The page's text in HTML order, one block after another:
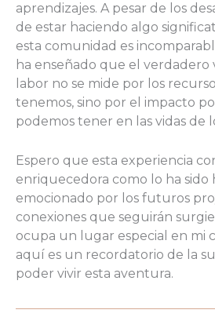
aprendizajes. A pesar de los
de estar haciendo algo
esta comunidad es
ha enseñado que el verdadero
labor no se mide por los
tenemos, sino por el impacto
podemos tener en las vidas de
Espero que esta experiencia
enriquecedora como lo ha sido
emocionado por los futuros
conexiones que seguirán
ocupa un lugar especial en mi
aquí es un recordatorio de la
poder vivir esta aventura.